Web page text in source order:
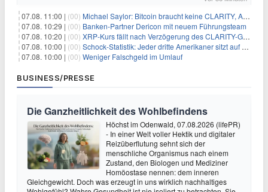
07.08. 11:00 | (00) Michael Saylor: Bitcoin braucht keine CLARITY, Amerika schon
07.08. 10:29 | (00) Banken-Partner Dericon mit neuem Führungsteam
07.08. 10:20 | (00) XRP-Kurs fällt nach Verzögerung des CLARITY-Gesetzes, Analyst warnt vor schwachem August-Trend
07.08. 10:00 | (00) Schock-Statistik: Jeder dritte Amerikaner sitzt auf dem Trockenen – warum Sparen zur Luxus-Aktivität wird
07.08. 10:00 | (00) Weniger Falschgeld im Umlauf
BUSINESS/PRESSE
Die Ganzheitlichkeit des Wohlbefindens
Höchst im Odenwald, 07.08.2026 (lifePR)
- In einer Welt voller Hektik und digitaler
Reizüberflutung sehnt sich der
menschliche Organismus nach einem
Zustand, den Biologen und Mediziner
Homöostase nennen: dem inneren
Gleichgewicht. Doch was erzeugt in uns wirklich nachhaltiges